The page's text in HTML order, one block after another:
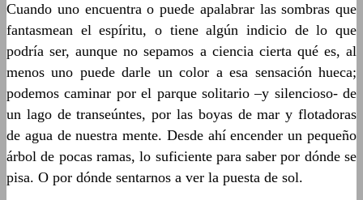
Cuando uno encuentra o puede apalabrar las sombras que
fantasmean el espíritu, o tiene algún indicio de lo que
podría ser, aunque no sepamos a ciencia cierta qué es, al
menos uno puede darle un color a esa sensación hueca;
podemos caminar por el parque solitario –y silencioso- de
un lago de transeúntes, por las boyas de mar y flotadoras
de agua de nuestra mente. Desde ahí encender un pequeño
árbol de pocas ramas, lo suficiente para saber por dónde se
pisa. O por dónde sentarnos a ver la puesta de sol.